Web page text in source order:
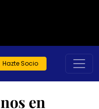
Hazte Socio
en